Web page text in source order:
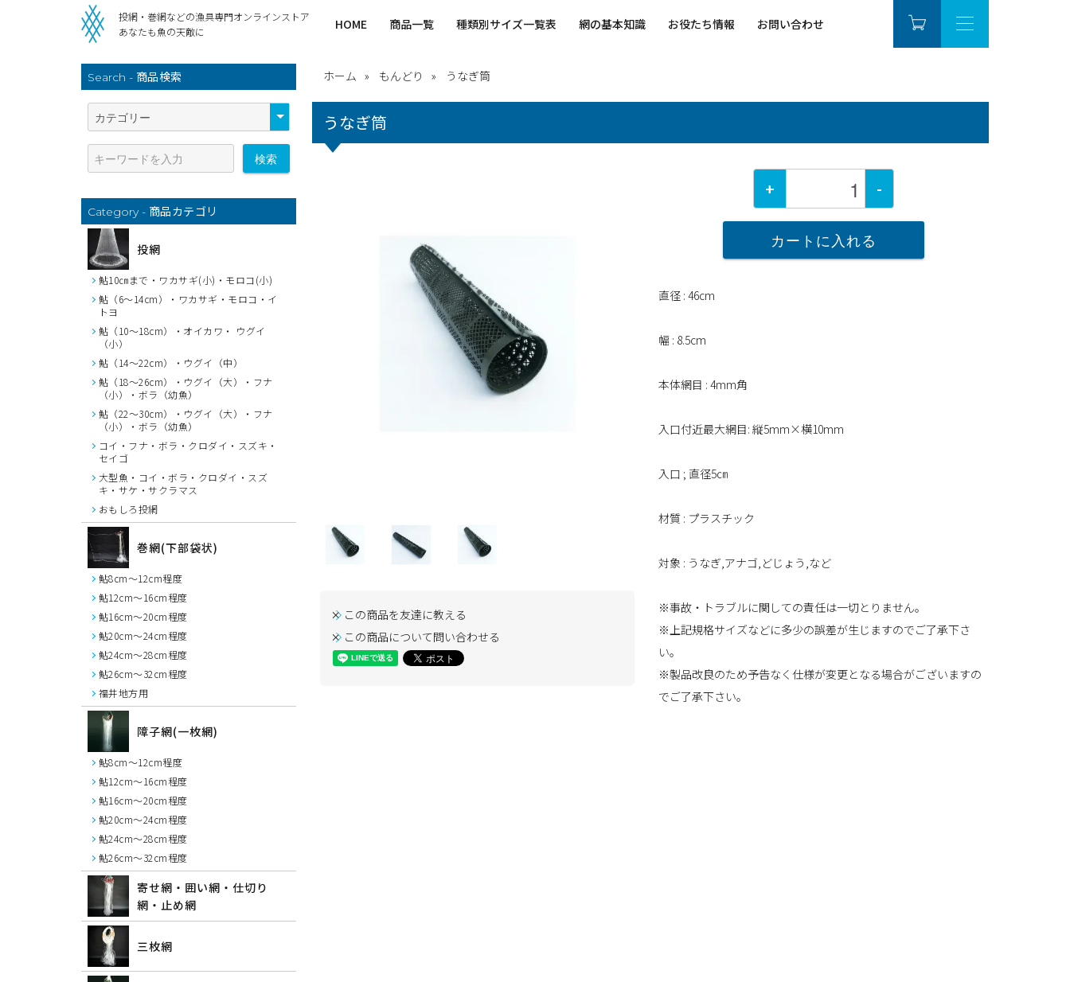
投網・巻網などの漁具専門オンラインストア
あなたも魚の天敵に
HOME 商品一覧 種類別サイズ一覧表 網の基本知識 お役たち情報 お問い合わせ
ホーム もんどり うなぎ筒
うなぎ筒
この商品を友達に教える
この商品について問い合わせる
+ -
カートに入れる
直径 : 46cm
幅 : 8.5cm
本体網目 : 4mm角
入口付近最大網目: 縦5mm×横10mm
入口 ; 直径5㎝
材質 : プラスチック
対象 : うなぎ,アナゴ,どじょう,など
※事故・トラブルに関しての責任は一切とりません。
※上記規格サイズなどに多少の誤差が生じますのでご了承下さ
い。
※製品改良のため予告なく仕様が変更となる場合がございますの
でご了承下さい。
Search - 商品検索
検索
Category - 商品カテゴリ
投網
鮎10㎝まで・ワカサギ(小)・モロコ(小)
鮎（6～14cm）・ワカサギ・モロコ・イ
トヨ
鮎（10～18cm）・オイカワ・ ウグイ
（小）
鮎（14～22cm）・ウグイ（中）
鮎（18～26cm）・ウグイ（大）・フナ
（小）・ボラ（幼魚）
鮎（22～30cm）・ウグイ（大）・フナ
（小）・ボラ（幼魚）
コイ・フナ・ボラ・クロダイ・スズキ・
セイゴ
大型魚・コイ・ボラ・クロダイ・スズ
キ・サケ・サクラマス
おもしろ投網
巻網(下部袋状)
鮎8cm～12cm程度
鮎12cm～16cm程度
鮎16cm～20cm程度
鮎20cm～24cm程度
鮎24cm～28cm程度
鮎26cm～32cm程度
福井地方用
障子網(一枚網)
鮎8cm～12cm程度
鮎12cm～16cm程度
鮎16cm～20cm程度
鮎20cm～24cm程度
鮎24cm～28cm程度
鮎26cm～32cm程度
寄せ網・囲い網・仕切り
網・止め網
三枚網